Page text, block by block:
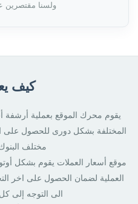
ولسنا مقتصرين
كيف
يقوم محرك الموقع بعملية أرشفة
المختلفة بشكل دورى للحصول على
مختلف
موقع أسعار العملات يقوم بشكل
العملية لضمان الحصول على اخر
الى التوجه إلى